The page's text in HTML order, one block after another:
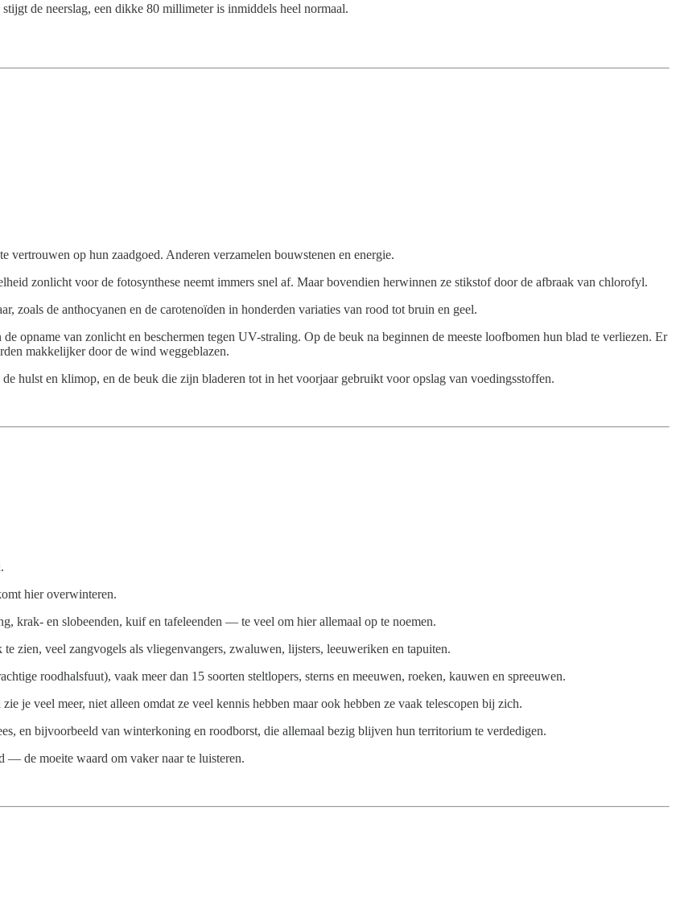
de neerslag, een dikke 80 millimeter is inmiddels heel normaal.
op hun zaadgoed. Anderen verzamelen bouwstenen en energie.
zonlicht voor de fotosynthese neemt immers snel af. Maar bovendien herwinnen ze stikstof door de afbraak van chlorofyl.
zoals de anthocyanen en de carotenoïden in honderden variaties van rood tot bruin en geel.
opname van zonlicht en beschermen tegen UV-straling. Op de beuk na beginnen de meeste loofbomen hun blad te verliezen. Er
makkelijker door de wind weggeblazen.
hulst en klimop, en de beuk die zijn bladeren tot in het voorjaar gebruikt voor opslag van voedingsstoffen.
hier overwinteren.
krak- en slobeenden, kuif en tafeleenden — te veel om hier allemaal op te noemen.
zien, veel zangvogels als vliegenvangers, zwaluwen, lijsters, leeuweriken en tapuiten.
roodhalsfuut), vaak meer dan 15 soorten steltlopers, sterns en meeuwen, roeken, kauwen en spreeuwen.
je veel meer, niet alleen omdat ze veel kennis hebben maar ook hebben ze vaak telescopen bij zich.
en bijvoorbeeld van winterkoning en roodborst, die allemaal bezig blijven hun territorium te verdedigen.
— de moeite waard om vaker naar te luisteren.